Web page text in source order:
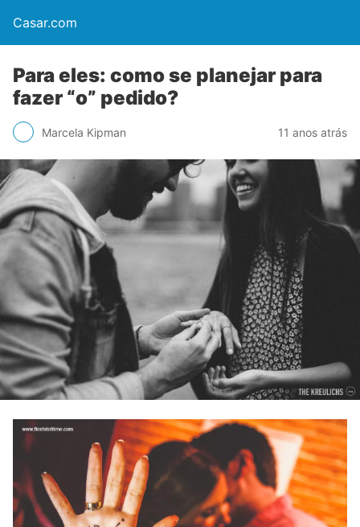
Casar.com
Para eles: como se planejar para
fazer “o” pedido?
Marcela Kipman 11 anos atrás